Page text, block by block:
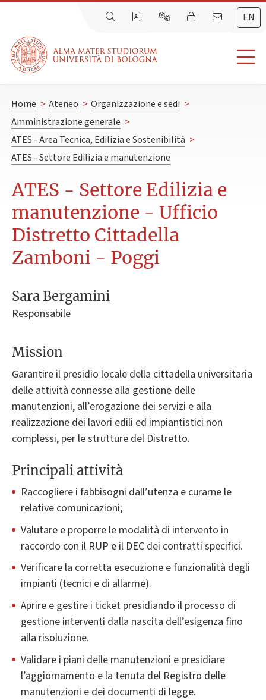
EN
Home > Ateneo > Organizzazione e sedi >
Amministrazione generale >
ATES - Area Tecnica, Edilizia e Sostenibilità >
ATES - Settore Edilizia e manutenzione
ATES - Settore Edilizia e
manutenzione - Ufficio
Distretto Cittadella
Zamboni - Poggi
Sara Bergamini
Responsabile
Mission
Garantire il presidio locale della cittadella universitaria
delle attività connesse alla gestione delle
manutenzioni, all’erogazione dei servizi e alla
realizzazione dei lavori edili ed impiantistici non
complessi, per le strutture del Distretto.
Principali attività
Raccogliere i fabbisogni dall’utenza e curarne le
relative comunicazioni;
Valutare e proporre le modalità di intervento in
raccordo con il RUP e il DEC dei contratti specifici.
Verificare la corretta esecuzione e funzionalità degli
impianti (tecnici e di allarme).
Aprire e gestire i ticket presidiando il processo di
gestione interventi dalla nascita dell’esigenza fino
alla risoluzione.
Validare i piani delle manutenzioni e presidiare
l’aggiornamento e la tenuta del Registro delle
manutenzioni e dei documenti di legge.